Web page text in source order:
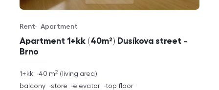
Apartment 1+kk (40m²) Dusíkova street -
Brno
Offer type
Rent
Property type
Apartment
rozměry
1+kk living area
40 m2
funkce
balcony store elevator top floor